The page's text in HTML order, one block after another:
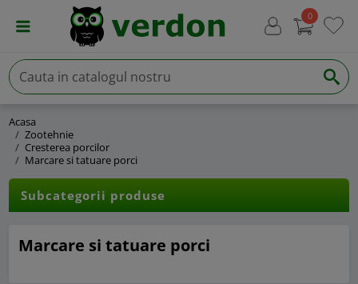
0
Acasa
Zootehnie
Cresterea porcilor
Marcare si tatuare porci
Subcategorii produse
Marcare si tatuare porci